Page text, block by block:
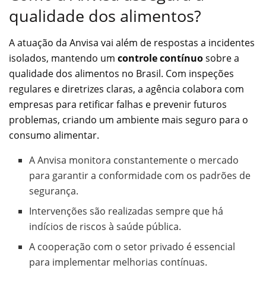
qualidade dos alimentos?
A atuação da Anvisa vai além de respostas a incidentes
isolados, mantendo um controle contínuosobre a
qualidade dos alimentos no Brasil. Com inspeções
regulares e diretrizes claras, a agência colabora com
empresas para retificar falhas e prevenir futuros
problemas, criando um ambiente mais seguro para o
consumo alimentar.
A Anvisa monitora constantemente o mercado
para garantir a conformidade com os padrões de
segurança.
Intervenções são realizadas sempre que há
indícios de riscos à saúde pública.
A cooperação com o setor privado é essencial
para implementar melhorias contínuas.